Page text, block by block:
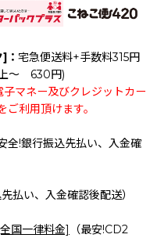
： 宅急便送料+手数料315円
～ 630円)
マネー及びクレジットカー
利用頂けます。
全!銀行振込先払い、入金確
払い、入金確認後配送）
国一律料金]
（最安!CD2